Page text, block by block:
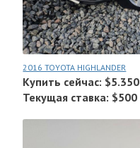
2016 TOYOTA HIGHLANDER
Купить сейчас: $5.350
Текущая ставка: $500